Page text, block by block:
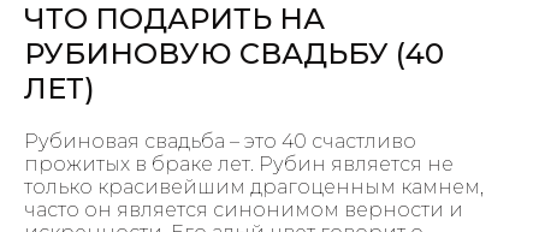
ЧТО ПОДАРИТЬ НА
РУБИНОВУЮ СВАДЬБУ (40
ЛЕТ)
Рубиновая свадьба – это 40 счастливо
прожитых в браке лет. Рубин является не
только красивейшим драгоценным камнем,
часто он является синонимом верности и